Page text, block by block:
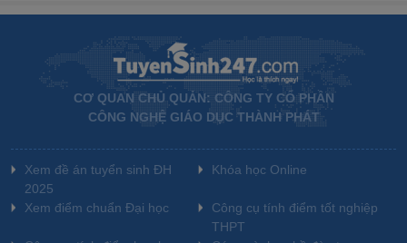
CƠ QUAN CHỦ QUẢN: CÔNG TY CỔ PHẦN
CÔNG NGHỆ GIÁO DỤC THÀNH PHÁT
Xem đề án tuyển sinh ĐH
2025
Khóa học Online
Xem điểm chuẩn Đại học
Công cụ tính điểm tốt nghiệp
THPT